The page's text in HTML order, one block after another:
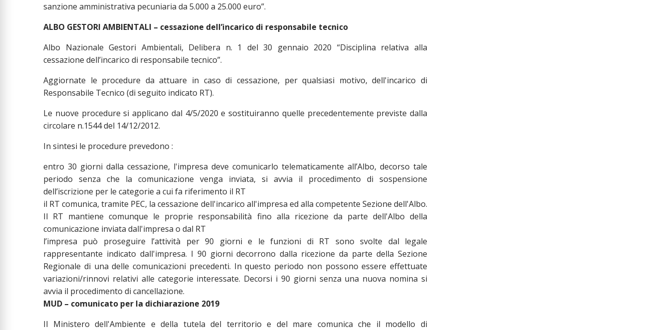
sanzione amministrativa pecuniaria da 5.000 a 25.000 euro”.
ALBO GESTORI AMBIENTALI – cessazione dell’incarico di responsabile tecnico
Albo Nazionale Gestori Ambientali, Delibera n. 1 del 30 gennaio 2020 “Disciplina relativa alla
cessazione dell’incarico di responsabile tecnico”.
Aggiornate le procedure da attuare in caso di cessazione, per qualsiasi motivo, dell'incarico di
Responsabile Tecnico (di seguito indicato RT).
Le nuove procedure si applicano dal 4/5/2020 e sostituiranno quelle precedentemente previste dalla
circolare n.1544 del 14/12/2012.
In sintesi le procedure prevedono :
entro 30 giorni dalla cessazione, l'impresa deve comunicarlo telematicamente all’Albo, decorso tale
periodo senza che la comunicazione venga inviata, si avvia il procedimento di sospensione
dell’iscrizione per le categorie a cui fa riferimento il RT
il RT comunica, tramite PEC, la cessazione dell'incarico all'impresa ed alla competente Sezione dell'Albo.
Il RT mantiene comunque le proprie responsabilità fino alla ricezione da parte dell'Albo della
comunicazione inviata dall'impresa o dal RT
l’impresa può proseguire l’attività per 90 giorni e le funzioni di RT sono svolte dal legale
rappresentante indicato dall'impresa. I 90 giorni decorrono dalla ricezione da parte della Sezione
Regionale di una delle comunicazioni precedenti. In questo periodo non possono essere effettuate
variazioni/rinnovi relativi alle categorie interessate. Decorsi i 90 giorni senza una nuova nomina si
avvia il procedimento di cancellazione.
MUD – comunicato per la dichiarazione 2019
Il Ministero dell'Ambiente e della tutela del territorio e del mare comunica che il modello di